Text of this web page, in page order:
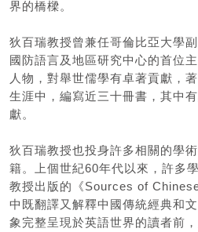
界的橋樑。
狄百瑞教授曾兼任哥倫比亞大學
國防語言及地區研究中心的首位
人物，對舉世儒學有卓著貢獻，
生涯中，編寫近三十冊書，其中
獻。
狄百瑞教授也投身許多相關的學
籍。上個世紀60年代以來，許多
教授出版的《Sources of
中既翻譯又解釋中國傳統經典和
象完整呈現於英語世界的讀者前